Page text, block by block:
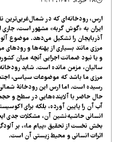
رودخانه‌ای که در شمال‌غربی‌ترین نقطه
به «گوش گربه» مشهور است، جاری است و
را تشکیل می‌دهد.موضوع آلودگی
مانند بسیاری از پهنه‌ها و رودهای مرزی
نبود ضمانت اجرایی آنچه میان کشورهای
مزمن مانده است. شاید رودخانه
ما باشد که موضوعات سیاسی،
است. اما ارس این رودخانۀ شمالی که
حاضر با آلاینده‌هایی در سطح و حجم
آن را پایین آورده، بلکه برای اکوسیستم
حاشیه‌نشین آن، مشکلات جدی ایجاد
نخست از تحقیق «پیام ما»، بر
انسانی و محیط‌ زیستی آن است.